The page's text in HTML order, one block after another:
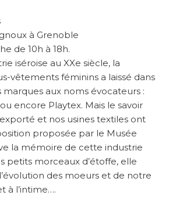
à Grenoble
de 10h à 18h.
iséroise au XXe siècle, la
vêtements féminins a laissé dans
aux noms évocateurs :
encore Playtex. Mais le savoir
et nos usines textiles ont
proposée par le Musée
la mémoire de cette industrie
petits morceaux d’étoffe, elle
des moeurs et de notre
à l’intime….